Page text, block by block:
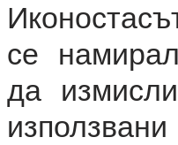
се намирал
да